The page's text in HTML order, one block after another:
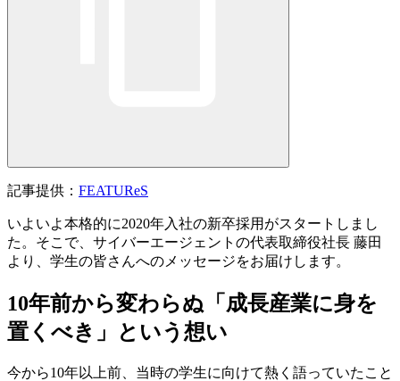
記事提供： FEATUReS
いよいよ本格的に2020年入社の新卒採用がスタートしまし
た。そこで、サイバーエージェントの代表取締役社長 藤田
より、学生の皆さんへのメッセージをお届けします。
10年前から変わらぬ「成長産業に身を
置くべき」という想い
今から10年以上前、当時の学生に向けて熱く語っていたこと